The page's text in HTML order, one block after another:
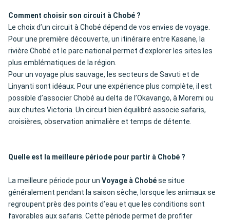
Comment choisir son circuit à Chobé ?
Le choix d’un circuit à Chobé dépend de vos envies de voyage.
Pour une première découverte, un itinéraire entre Kasane, la
rivière Chobé et le parc national permet d’explorer les sites les
plus emblématiques de la région.
Pour un voyage plus sauvage, les secteurs de Savuti et de
Linyanti sont idéaux. Pour une expérience plus complète, il est
possible d’associer Chobé au delta de l’Okavango, à Moremi ou
aux chutes Victoria. Un circuit bien équilibré associe safaris,
croisières, observation animalière et temps de détente.
Quelle est la meilleure période pour partir à Chobé ?
La meilleure période pour un Voyage à Chobése situe
généralement pendant la saison sèche, lorsque les animaux se
regroupent près des points d’eau et que les conditions sont
favorables aux safaris. Cette période permet de profiter